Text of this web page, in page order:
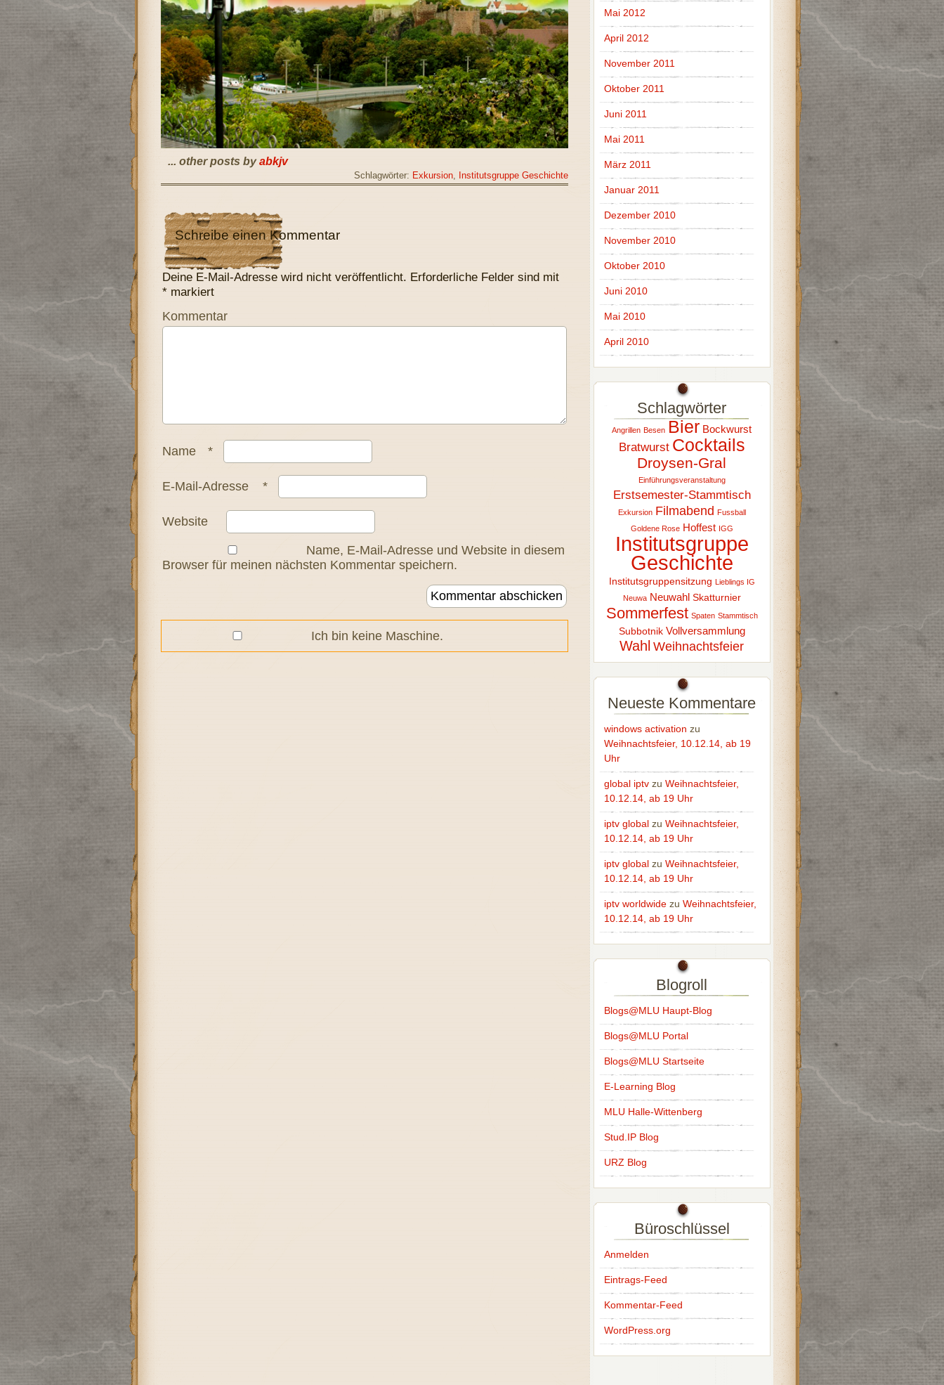
... other posts byabkjv
Schlagwörter: Exkursion, Institutsgruppe Geschichte
Schreibe einen Kommentar
Deine E-Mail-Adresse wird nicht veröffentlicht. Erforderliche Felder sind mit
*markiert
Kommentar
Name *
E-Mail-Adresse *
Website
Name, E-Mail-Adresse und Website in diesem
Browser für meinen nächsten Kommentar speichern.
Ich bin keine Maschine.
Mai 2012
April 2012
November 2011
Oktober 2011
Juni 2011
Mai 2011
März 2011
Januar 2011
Dezember 2010
November 2010
Oktober 2010
Juni 2010
Mai 2010
April 2010
Schlagwörter
Angrillen Besen Bier Bockwurst
Bratwurst Cocktails
Droysen-Gral
Einführungsveranstaltung
Erstsemester-Stammtisch
Exkursion Filmabend Fussball
Goldene Rose Hoffest IGG
Institutsgruppe
Geschichte
Institutsgruppensitzung Lieblings IG
Neuwa Neuwahl Skatturnier
Sommerfest Spaten Stammtisch
Subbotnik Vollversammlung
Wahl Weihnachtsfeier
Neueste Kommentare
windows activation zu
Weihnachtsfeier, 10.12.14, ab 19
Uhr
global iptvzu Weihnachtsfeier,
10.12.14, ab 19 Uhr
iptv globalzu Weihnachtsfeier,
10.12.14, ab 19 Uhr
iptv globalzu Weihnachtsfeier,
10.12.14, ab 19 Uhr
iptv worldwidezu Weihnachtsfeier,
10.12.14, ab 19 Uhr
Blogroll
Blogs@MLU Haupt-Blog
Blogs@MLU Portal
Blogs@MLU Startseite
E-Learning Blog
MLU Halle-Wittenberg
Stud.IP Blog
URZ Blog
Büroschlüssel
Anmelden
Eintrags-Feed
Kommentar-Feed
WordPress.org